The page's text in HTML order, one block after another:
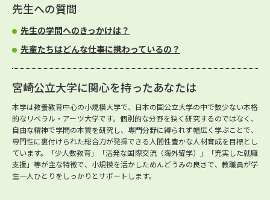
先生への質問
先生の学問へのきっかけは？
先輩たちはどんな仕事に携わっているの？
宮崎公立大学に関心を持ったあなたは
本学は教養教育中心の小規模大学で、日本の国公立大学の中で数少ない本格
的なリベラル・アーツ大学です。個別的な分野を狭く研究するのではなく、
自由な精神で学問の本質を研究し、専門分野に縛られず幅広く学ぶことで、
専門性に裏付けられた総合力が発揮できる人間性豊かな人材育成を目標とし
ています。「少人数教育」「活発な国際交流（海外留学）」「充実した就職
支援」等が主な特徴で、小規模を活かしためんどうみの良さで、教職員が学
生一人ひとりをしっかりとサポートします。